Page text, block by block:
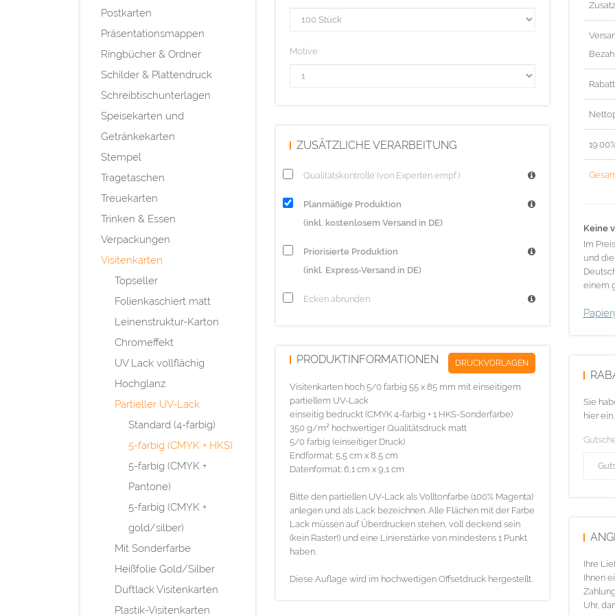
Postkarten
Präsentationsmappen
Ringbücher & Ordner
Schilder & Plattendruck
Schreibtischunterlagen
Speisekarten und
Getränkekarten
Stempel
Tragetaschen
Treuekarten
Trinken & Essen
Verpackungen
Visitenkarten
Topseller
Folienkaschiert matt
Leinenstruktur-Karton
Chromeffekt
UV Lack vollflächig
Hochglanz
Partieller UV-Lack
Standard (4-farbig)
5-farbig (CMYK + HKS)
5-farbig (CMYK +
Pantone)
5-farbig (CMYK +
gold/silber)
Mit Sonderfarbe
Heißfolie Gold/Silber
Duftlack Visitenkarten
Plastik-Visitenkarten
Motive
ZUSÄTZLICHE VERARBEITUNG
Qualitätskontrolle (von Experten empf.)
Planmäßige Produktion
(inkl. kostenlosem Versand in DE)
Priorisierte Produktion
(inkl. Express-Versand in DE)
Ecken abrunden
PRODUKTINFORMATIONEN DRUCKVORLAGEN
Visitenkarten hoch 5/0 farbig 55 x 85 mm mit einseitigem
partiellem UV-Lack
einseitig bedruckt (CMYK 4-farbig + 1 HKS-Sonderfarbe)
350 g/m² hochwertiger Qualitätsdruck matt
5/0 farbig (einseitiger Druck)
Endformat: 5,5 cm x 8,5 cm
Datenformat: 6,1 cm x 9,1 cm
Bitte den partiellen UV-Lack als Volltonfarbe (100% Magenta)
anlegen und als Lack bezeichnen. Alle Flächen mit der Farbe
Lack müssen auf Überdrucken stehen, voll deckend sein
(kein Raster!) und eine Linienstärke von mindestens 1 Punkt
haben.
Diese Auflage wird im hochwertigen Offsetdruck hergestellt.
Keine
Im
und
einem
Sie
hier ein.
Ihre
Ihnen
Uhr,